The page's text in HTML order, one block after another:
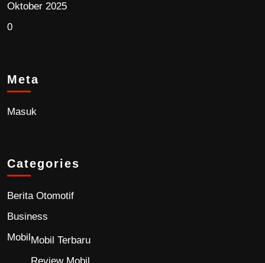
Oktober 2025
0
Meta
Masuk
Categories
Berita Otomotif
Business
Mobil Mobil Terbaru